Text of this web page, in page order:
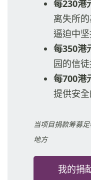
每230港
离失所
逼迫中
每350港
园的信
每700港
提供安
当项目捐款筹募
地方
我的捐